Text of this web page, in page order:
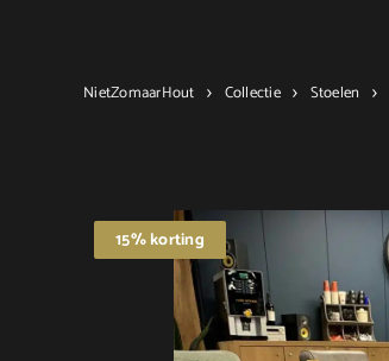
NietZomaarHout Collectie Stoelen
15% korting